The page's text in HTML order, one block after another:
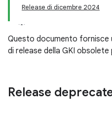
Release di dicembre 2024
Questo documento fornisce
di release della GKI obsolete
Release